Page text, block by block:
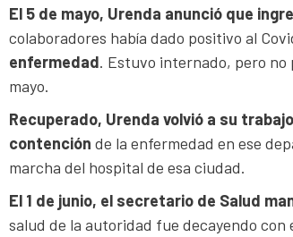
El 5 de mayo, Urenda anunció que
colaboradores había dado positivo al
enfermedad. Estuvo internado, pero no
mayo.
Recuperado, Urenda volvió a su
contención de la enfermedad en ese
marcha del hospital de esa ciudad.
El 1 de junio, el secretario de Salud
salud de la autoridad fue decayendo con